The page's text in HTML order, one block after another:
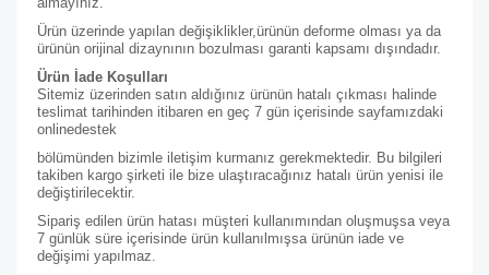
Ürün üzerinde yapılan değişiklikler,ürünün deforme olması ya da
ürünün orijinal dizaynının bozulması garanti kapsamı dışındadır.
Ürün İade Koşulları
Sitemiz üzerinden satın aldığınız ürünün hatalı çıkması halinde
teslimat tarihinden itibaren en geç 7 gün içerisinde sayfamızdaki
onlinedestek
bölümünden bizimle iletişim kurmanız gerekmektedir. Bu bilgileri
takiben kargo şirketi ile bize ulaştıracağınız hatalı ürün yenisi ile
değiştirilecektir.
Sipariş edilen ürün hatası müşteri kullanımından oluşmuşsa veya
7 günlük süre içerisinde ürün kullanılmışsa ürünün iade ve
değişimi yapılmaz.